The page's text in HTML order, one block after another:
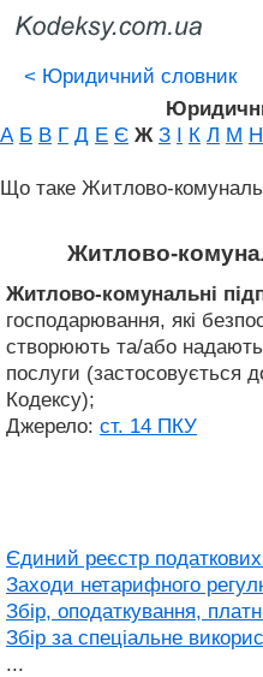
< Юридичний словник
А Б В Г Д Е Є Ж З І К Л М Н
Що таке Житлово-
Житлово-
Житлово-комунальні
господарювання, які
створюють та/або
послуги (застосовується
Кодексу);
Джерело: ст. 14 ПКУ
Єдиний реєстр
Заходи нетарифного
Збір, оподаткування,
Збір за спеціальне
...